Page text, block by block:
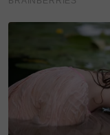
Makcik Cafe
Alamat: 302,